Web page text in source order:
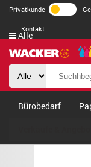
Privatkunde
Kontakt
Alle
Bürobedarf